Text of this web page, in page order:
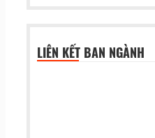
LIÊN KẾT BAN NGÀNH